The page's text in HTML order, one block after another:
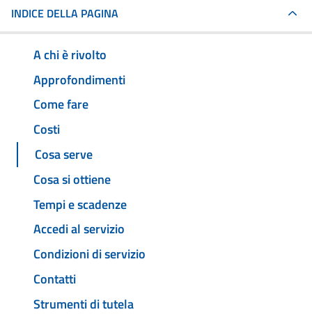
INDICE DELLA PAGINA
A chi è rivolto
Approfondimenti
Come fare
Costi
Cosa serve
Cosa si ottiene
Tempi e scadenze
Accedi al servizio
Condizioni di servizio
Contatti
Strumenti di tutela